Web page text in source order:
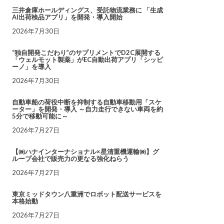
三井倉庫ホールディングス、受託物流業務に 「生成
AI出荷検品アプリ」を開発・導入開始
2026年7月30日
“独自開発こだわり”のサプリメントでD2C展開する
「ウェルモット製薬」がEC自動出荷アプリ「シッピ
ーノ」を導入
2026年7月30日
自動車船の荷役中断を抑制する自動車移動用「スケ
ーター」を開発・導入 ～自力走行できない車両を約
5分で移動可能に～
2026年7月27日
【㈱ハナインターナショナル×星清重機運輸㈱】グ
ループ会社で販売力の更なる強化ねらう
2026年7月27日
東京ミッドタウン八重洲でロボット配送サービスを
本格始動
2026年7月27日